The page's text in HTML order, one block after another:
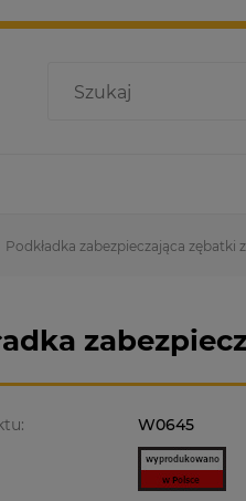
Podkładka zabezpieczająca zębatki
W0645